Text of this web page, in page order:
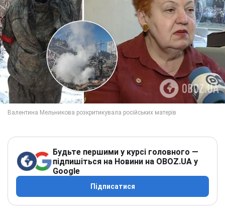
Будьте першими у курсі головного —
підпишіться на Новини на OBOZ.UA у
Google
Підписатися